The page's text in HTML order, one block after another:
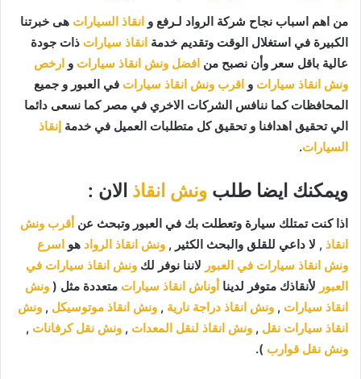
من اهم اسباب نجاح شركة الرواد لـرفع و انقاذ السيارات هى خبرتنا
الكبيرة في استغلال الوقت وتقديم خدمة انقاذ سيارات ذات جودة
عالية باقل سعر وأن نصبح من افضل ونش انقاذ سيارات و ارخص
ونش انقاذ سيارات و اقرب ونش انقاذ سيارات في العبور و جميع
المحافظات كما ننافس الشركات الاخري في مصر كما نسعى دائما
الي تحقيق اهدافنا و تحقيق كل متطلبات العميل في خدمة إنقاذ
السيارات.
ويمكنك ايضا طلب ونش انقاذ الان :
اذا كنت تمتلك سيارة وتعطلت بك في العبور وتبحث عن أقرب ونش
انقاذ , لا داعي للقلق والبحث الكثير , ونش انقاذ الرواد هو اسرع
ونش انقاذ سيارات في العبور لاننا نوفر لك ونش انقاذ سيارات في
العبور لأنقاذك متوفر لدينا أوناش انقاذ سيارات متعددة مثل ( ونش
انقاذ سيارات , ونش انقاذ دراجة نارية , ونش انقاذ موتوسيكل , ونش
انقاذ سيارات نقل , ونش انقاذ لنقل المعدات , ونش نقل كرفانات ,
ونش نقل قوارب ).